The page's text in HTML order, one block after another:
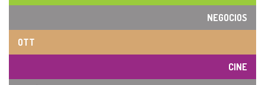
NEGOCIOS
OTT
CINE